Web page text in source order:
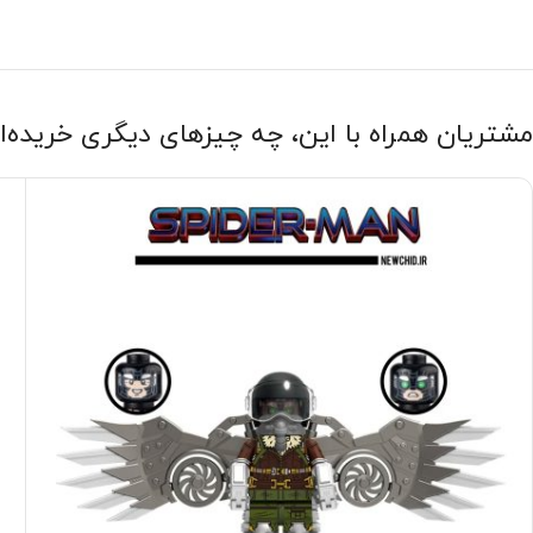
مشتریان همراه با این، چه چیزهای دیگری